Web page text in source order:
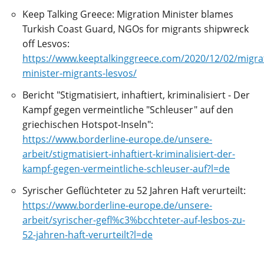
Keep Talking Greece: Migration Minister blames
Turkish Coast Guard, NGOs for migrants shipwreck
off Lesvos:
https://www.keeptalkinggreece.com/2020/12/02/
minister-migrants-lesvos/
Bericht "Stigmatisiert, inhaftiert, kriminalisiert - Der
Kampf gegen vermeintliche "Schleuser" auf den
griechischen Hotspot-Inseln":
https://www.borderline-europe.de/unsere-
arbeit/stigmatisiert-inhaftiert-kriminalisiert-der-
kampf-gegen-vermeintliche-schleuser-auf?l=de
Syrischer Geflüchteter zu 52 Jahren Haft verurteilt:
https://www.borderline-europe.de/unsere-
arbeit/syrischer-gefl%c3%bcchteter-auf-lesbos-zu-
52-jahren-haft-verurteilt?l=de